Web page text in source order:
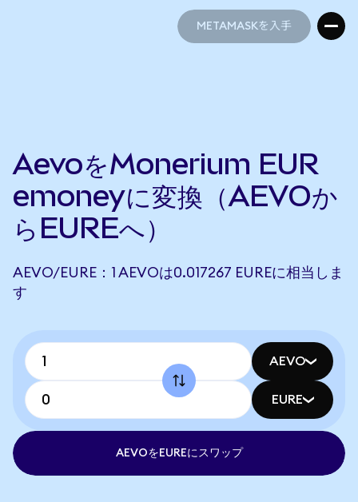
METAMASKを入手
AevoをMonerium EUR
emoneyに変換（AEVOか
らEUREへ）
AEVO/EURE：1 AEVOは0.017267 EUREに相当しま
す
AEVO
EURE
AEVOをEUREにスワップ